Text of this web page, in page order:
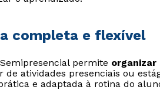
completa e flexível
permite
de atividades presenciais ou
e adaptada à rotina do